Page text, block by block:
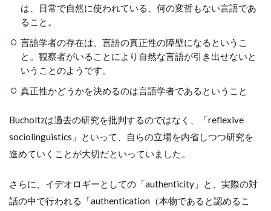
は、日常で自然に使われている、何の変哲もない言語であ
ること。
言語学者の存在は、言語の真正性の障壁になるというこ
と。観察者がいることにより自然な言語が引き出せないと
いうことのようです。
真正性かどうかを決めるのは言語学者であるということ
Bucholtzは過去の研究を批判するのではなく、「reflexive
sociolinguistics」といって、自らの立場を内省しつつ研究を
進めていくことが大切だといっていました。
さらに、イデオロギーとしての「authenticity」と、実際の対
話の中で行われる「authentication（本物であると認めるこ